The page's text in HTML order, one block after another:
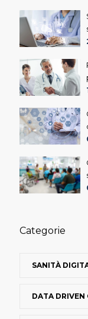
Categorie
SANITÀ
DATA DRIVEN